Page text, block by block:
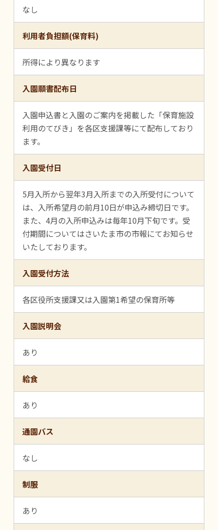
なし
利用者負担額(保育料)
所得により異なります
入園願書配布日
入園申込書と入園のご案内を掲載した「保育施設
利用のてびき」を各区支援課等にて配布しており
ます。
入園受付日
5月入所から翌年3月入所までの入所受付について
は、入所希望月の前月10日が申込み締切日です。
また、4月の入所申込みは毎年10月下旬です。受
付期間についてはさいたま市の市報にてお知らせ
いたしております。
入園受付方法
各区役所支援課又は入園第1希望の保育所等
入園説明会
あり
給食
あり
通園バス
なし
制服
あり